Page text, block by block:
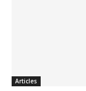
Articles